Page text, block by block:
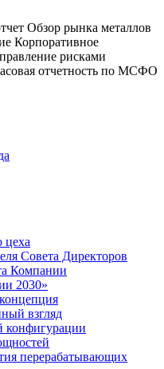
Обзор рынка металлов
Корпоративное
рисками
отчетность по МСФО
цеха
Совета Директоров
Компании
2030»
взгляд
конфигурации
перерабатывающих